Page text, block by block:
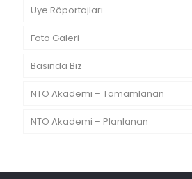
Üye Röportajları
Foto Galeri
Basında Biz
NTO Akademi – Tamamlanan
NTO Akademi – Planlanan